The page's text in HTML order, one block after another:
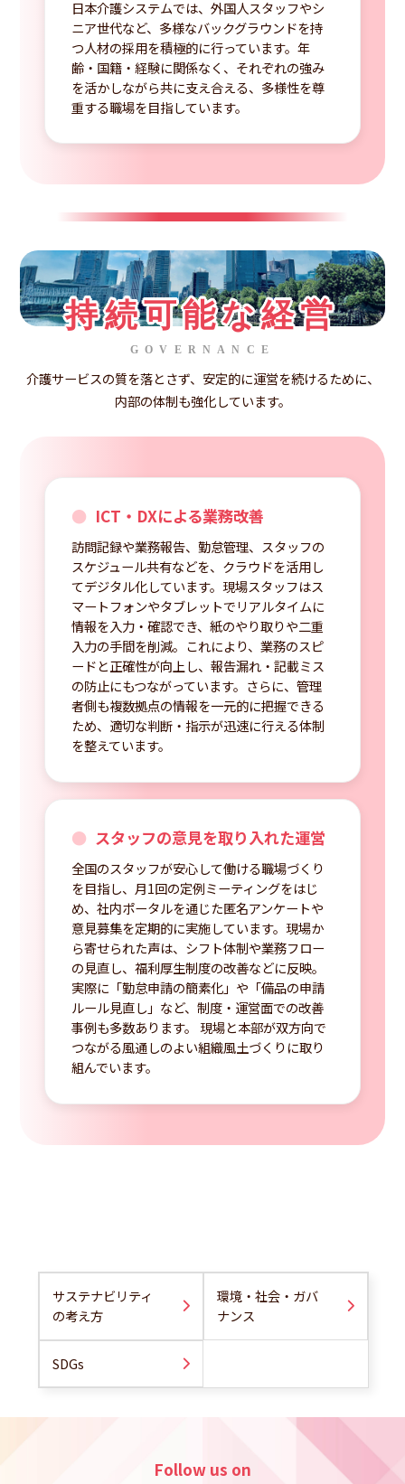
日本介護システムでは、外国人スタッフやシ
ニア世代など、多様なバックグラウンドを持
つ人材の採用を積極的に行っています。年
齢・国籍・経験に関係なく、それぞれの強み
を活かしながら共に支え合える、多様性を尊
重する職場を目指しています。
持続可能な経営
GOVERNANCE
介護サービスの質を落とさず、安定的に運営を続けるために、
内部の体制も強化しています。
ICT・DXによる業務改善
訪問記録や業務報告、勤怠管理、スタッフの
スケジュール共有などを、クラウドを活用し
てデジタル化しています。現場スタッフはス
マートフォンやタブレットでリアルタイムに
情報を入力・確認でき、紙のやり取りや二重
入力の手間を削減。これにより、業務のスピ
ードと正確性が向上し、報告漏れ・記載ミス
の防止にもつながっています。さらに、管理
者側も複数拠点の情報を一元的に把握できる
ため、適切な判断・指示が迅速に行える体制
を整えています。
スタッフの意見を取り入れた運営
全国のスタッフが安心して働ける職場づくり
を目指し、月1回の定例ミーティングをはじ
め、社内ポータルを通じた匿名アンケートや
意見募集を定期的に実施しています。現場か
ら寄せられた声は、シフト体制や業務フロー
の見直し、福利厚生制度の改善などに反映。
実際に「勤怠申請の簡素化」や「備品の申請
ルール見直し」など、制度・運営面での改善
事例も多数あります。 現場と本部が双方向で
つながる風通しのよい組織風土づくりに取り
組んでいます。
サステナビリティ
の考え方
環境・社会・ガバ
ナンス
SDGs
Follow us on